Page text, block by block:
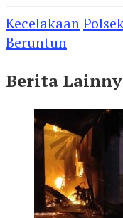
Kecelakaan
Beruntun
Berita